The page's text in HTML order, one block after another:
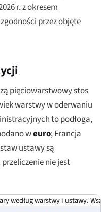
r. z okresem
przez objęte
pięciowarstwowy stos
warstwy w oderwaniu
to podłoga,
weuro; Francja
ustawy są
nie jest
według warstwy i ustawy.